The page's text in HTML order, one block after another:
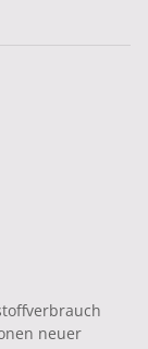
neuer